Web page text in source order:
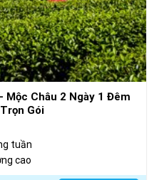
Mộc Châu 2 Ngày 1 Đêm
Gói
tuần
cao